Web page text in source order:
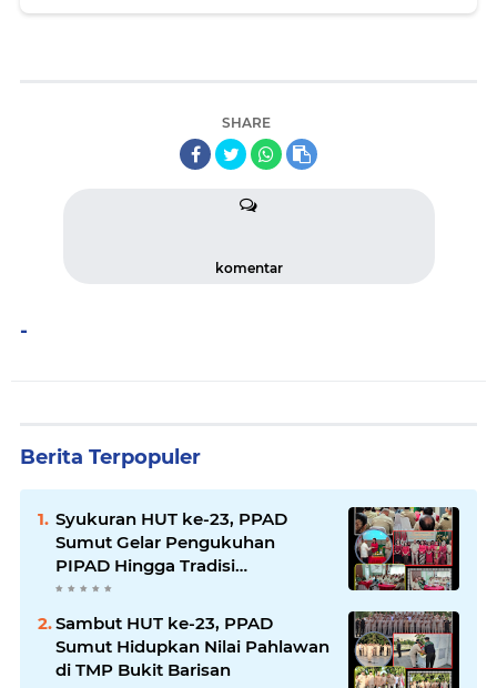
SHARE
komentar
-
Berita Terpopuler
Syukuran HUT ke-23, PPAD
Sumut Gelar Pengukuhan
PIPAD Hingga Tradisi
Kekeluargaan
Sambut HUT ke-23, PPAD
Sumut Hidupkan Nilai Pahlawan
di TMP Bukit Barisan